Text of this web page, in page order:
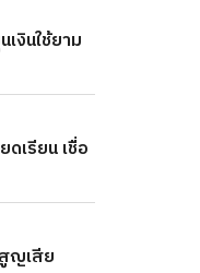
งินใช้ยาม
เรียน เชื่อ
ญเสีย